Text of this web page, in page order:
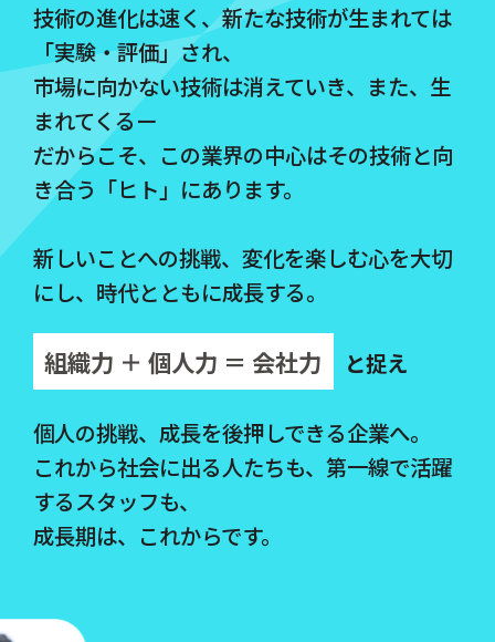
技術の進化は速く、新たな技術が生まれては
「実験・評価」され、
市場に向かない技術は消えていき、また、生
まれてくるー
だからこそ、この業界の中心はその技術と向
き合う「ヒト」にあります。
新しいことへの挑戦、変化を楽しむ心を大切
にし、時代とともに成長する。
組織力 ＋ 個人力 ＝ 会社力 と捉え
個人の挑戦、成長を後押しできる企業へ。
これから社会に出る人たちも、第一線で活躍
するスタッフも、
成長期は、これからです。